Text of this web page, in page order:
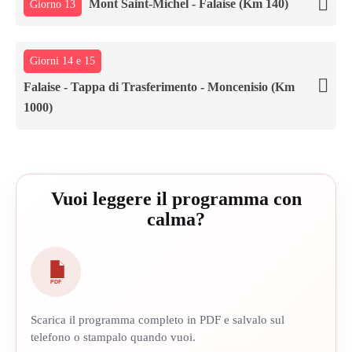
Giorno 13 Mont Saint-Michel - Falaise (Km 140)
Giorni 14 e 15
Falaise - Tappa di Trasferimento - Moncenisio (Km
1000)
Vuoi leggere il programma con
calma?
PDF
Scarica il programma completo in PDF e salvalo sul
telefono o stampalo quando vuoi.